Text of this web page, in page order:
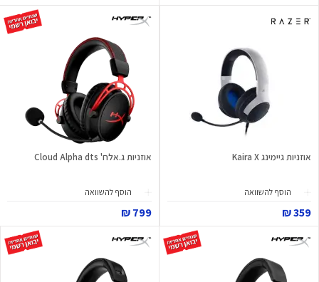
אוזניות גיימינג Kaira X
הוסף להשוואה
359 ₪
אוזניות ג.אלח' Cloud Alpha dts
הוסף להשוואה
799 ₪